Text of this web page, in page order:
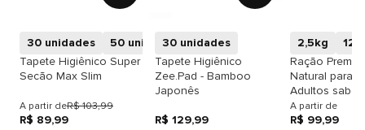
30 unidades 50 unidades
10 unidades
Tapete Higiênico Super
Secão Max Slim
A partir deR$ 103,99
R$ 89,99
30 unidades
Tapete Higiênico
Zee.Pad - Bamboo
Japonês
R$ 129,99
2,5kg
Ração
Natural para
Adultos sabor
A partir de
R$ 99,99